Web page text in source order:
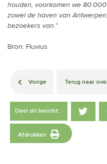
houden, voorkomen we
zowel de haven van
bezoekers van.”
Bron: Fluvius
Vorige Terug naar
Deel dit bericht:
Afdrukken